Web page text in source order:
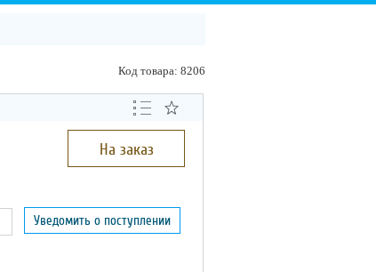
Код товара: 8206
На заказ
Уведомить о поступлении